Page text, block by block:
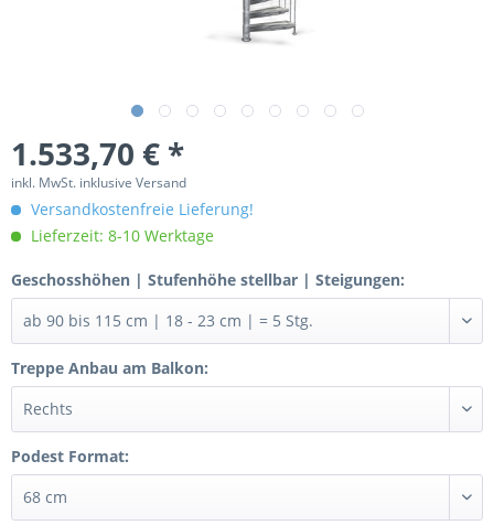
1.533,70 € *
inkl. MwSt. inklusive Versand
Versandkostenfreie Lieferung!
Lieferzeit: 8-10 Werktage
Geschosshöhen | Stufenhöhe stellbar | Steigungen:
Treppe Anbau am Balkon:
Podest Format: